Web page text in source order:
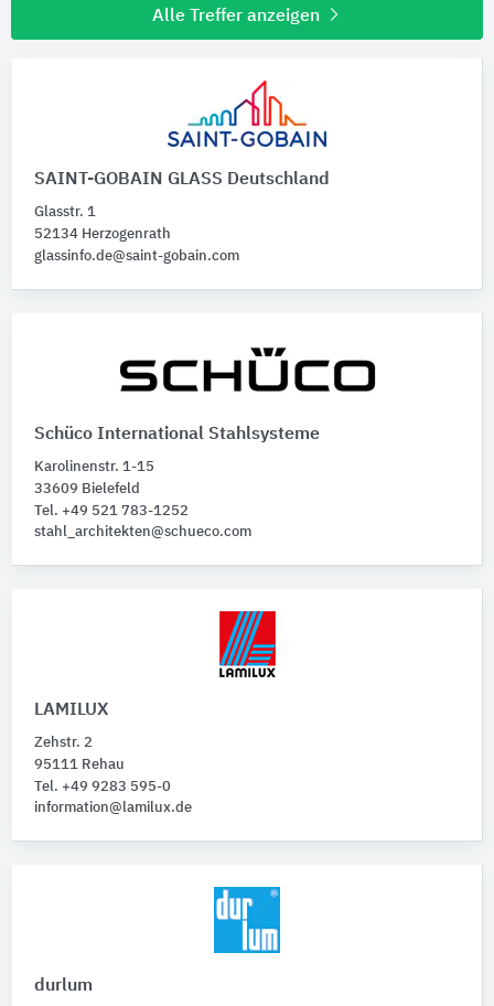
Alle Treffer anzeigen
SAINT-GOBAIN GLASS Deutschland
Glasstr. 1
52134 Herzogenrath
glassinfo.de@saint-gobain.com
Schüco International Stahlsysteme
Karolinenstr. 1-15
33609 Bielefeld
Tel. +49 521 783-1252
stahl_architekten@schueco.com
LAMILUX
Zehstr. 2
95111 Rehau
Tel. +49 9283 595-0
information@lamilux.de
durlum